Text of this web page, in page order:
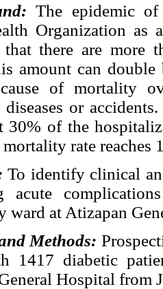
The epidemic
Organization as
that there are
amount can
of mortality
or
30% of the
rate reaches
To identify clinical
acute
ward at Atizapan
Methods:
1417 diabetic
Hospital from